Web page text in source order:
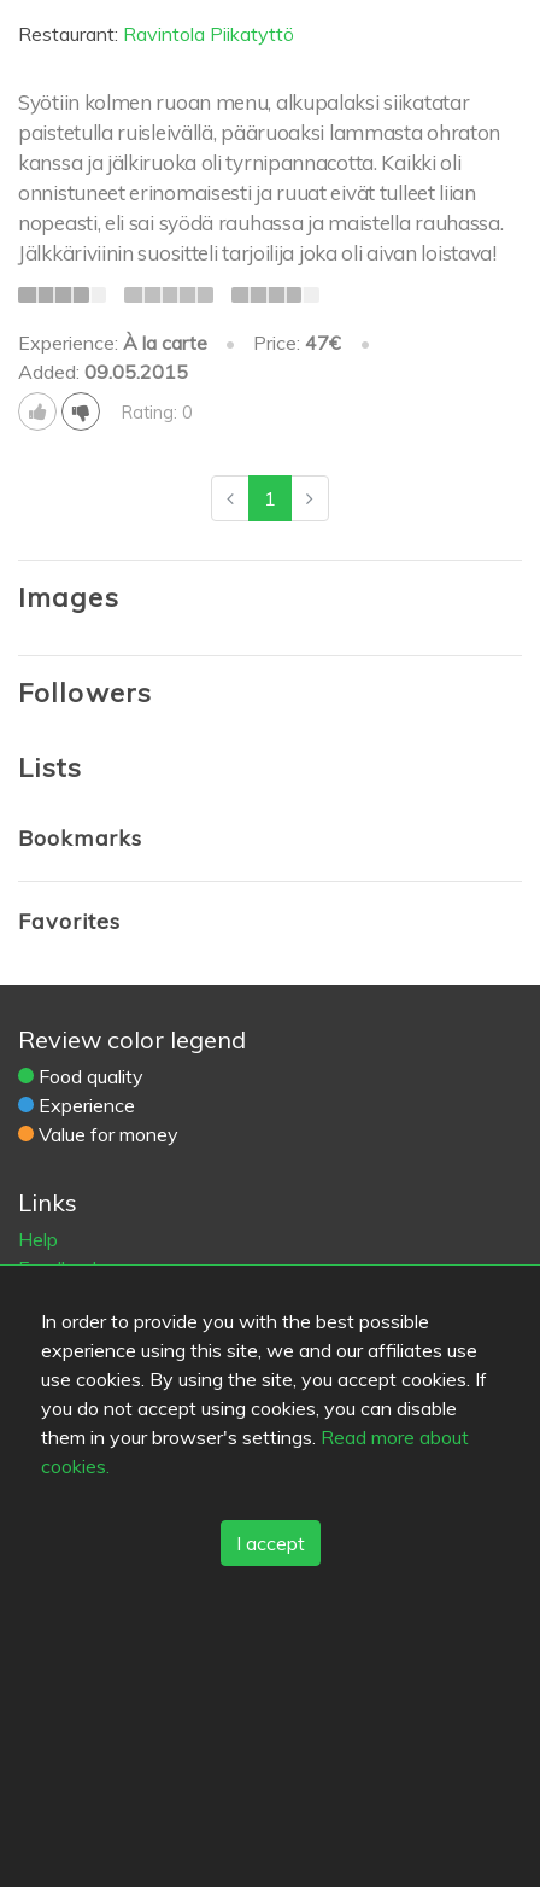
In order to provide you with the best possible
experience using this site, we and our affiliates use
use cookies. By using the site, you accept cookies. If
you do not accept using cookies, you can disable
them in your browser's settings. Read more about
cookies.
I accept
Restaurant: Ravintola Piikatyttö
Syötiin kolmen ruoan menu, alkupalaksi siikatatar
paistetulla ruisleivällä, pääruoaksi lammasta ohraton
kanssa ja jälkiruoka oli tyrnipannacotta. Kaikki oli
onnistuneet erinomaisesti ja ruuat eivät tulleet liian
nopeasti, eli sai syödä rauhassa ja maistella rauhassa.
Jälkkäriviinin suositteli tarjoilija joka oli aivan loistava!
Experience: À la carte • Price:47€
•
Added: 09.05.2015
Rating: 0
1
Images
Followers
Lists
Bookmarks
Favorites
Review color legend
Food quality
Experience
Value for money
Links
Help
Feedback
Contact
Privacy policy
Cookies
Blogs
Old Eat.fi
Köln Tampere